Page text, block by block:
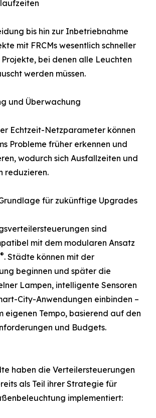
bis hin zur Inbetriebnahme
mit FRCMs wesentlich schneller
bei denen alle Leuchten
werden müssen.
und Überwachung
Echtzeit-Netzparameter können
Probleme früher erkennen und
wodurch sich Ausfallzeiten und
reduzieren.
für zukünftige Upgrades
sind
mit dem modularen Ansatz
®. Städte können mit der
beginnen und später die
Lampen, intelligente Sensoren
City-Anwendungen einbinden –
eigenen Tempo, basierend auf den
und Budgets.
haben die Verteilersteuerungen
als Teil ihrer Strategie für
implementiert: